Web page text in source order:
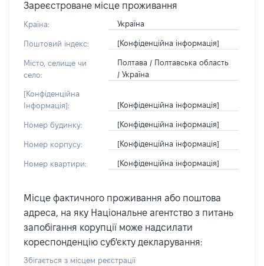
Зареєстроване місце проживання
Країна: Україна
Поштовий індекс: [Конфіденційна інформація]
Місто, селище чи
село:
Полтава / Полтавська область
/ Україна
[Конфіденційна
Інформація]:
[Конфіденційна інформація]
Номер будинку: [Конфіденційна інформація]
Номер корпусу: [Конфіденційна інформація]
Номер квартири: [Конфіденційна інформація]
Місце фактичного проживання або поштова
адреса, на яку Національне агентство з питань
запобігання корупції може надсилати
кореспонденцію суб'єкту декларування:
Збігається з місцем реєстрації